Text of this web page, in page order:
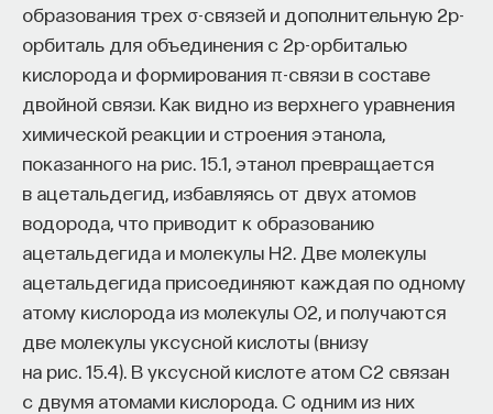
образования трех σ-связей и дополнительную 2p-
орбиталь для объединения с 2p-орбиталью
кислорода и формирования π-связи в составе
двойной связи. Как видно из верхнего уравнения
химической реакции и строения этанола,
показанного на рис. 15.1, этанол превращается
в ацетальдегид, избавляясь от двух атомов
водорода, что приводит к образованию
ацетальдегида и молекулы H2. Две молекулы
ацетальдегида присоединяют каждая по одному
атому кислорода из молекулы O2, и получаются
две молекулы уксусной кислоты (внизу
на рис. 15.4). В уксусной кислоте атом C2 связан
с двумя атомами кислорода. С одним из них